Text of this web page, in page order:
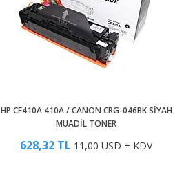
HP CF410A 410A / CANON CRG-046BK SİYAH
MUADİL TONER
628,32 TL 11,00 USD + KDV